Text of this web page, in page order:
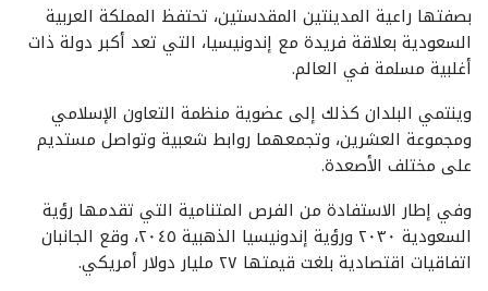
بصفتها راعية المدينتين المقدستين، تحتفظ المملكة العربية
السعودية بعلاقة فريدة مع إندونيسيا، التي تعد أكبر دولة ذات
أغلبية مسلمة في العالم.
وينتمي البلدان كذلك إلى عضوية منظمة التعاون الإسلامي
ومجموعة العشرين، وتجمعهما روابط شعبية وتواصل مستديم
على مختلف الأصعدة.
وفي إطار الاستفادة من الفرص المتنامية التي تقدمها رؤية
السعودية ٢٠٣٠ ورؤية إندونيسيا الذهبية ٢٠٤٥، وقع الجانبان
اتفاقيات اقتصادية بلغت قيمتها ٢٧ مليار دولار أمريكي.